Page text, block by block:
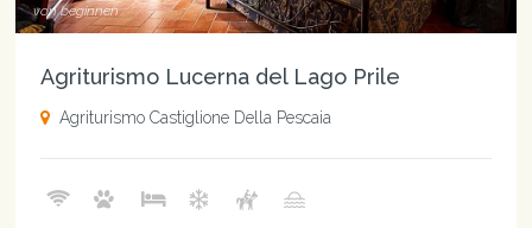
von beginnen
Agriturismo Lucerna del Lago Prile
Agriturismo Castiglione Della Pescaia